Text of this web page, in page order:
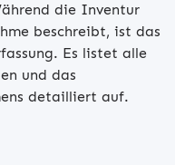
die Inventur
beschreibt, ist das
Es listet alle
und das
detailliert auf.